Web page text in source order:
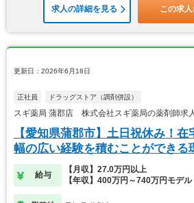
求人の詳細を見る この求
更新日：2026年6月18日
正社員 ドラッグストア（調剤併設）
スギ薬局 蒲郡店 株式会社スギ薬局の薬剤師求
【愛知県蒲郡市】土日祝休み！
幅の広い経験を積むことができる
給与
【月収】27.0万円以上
【年収】400万円～740万円モデル